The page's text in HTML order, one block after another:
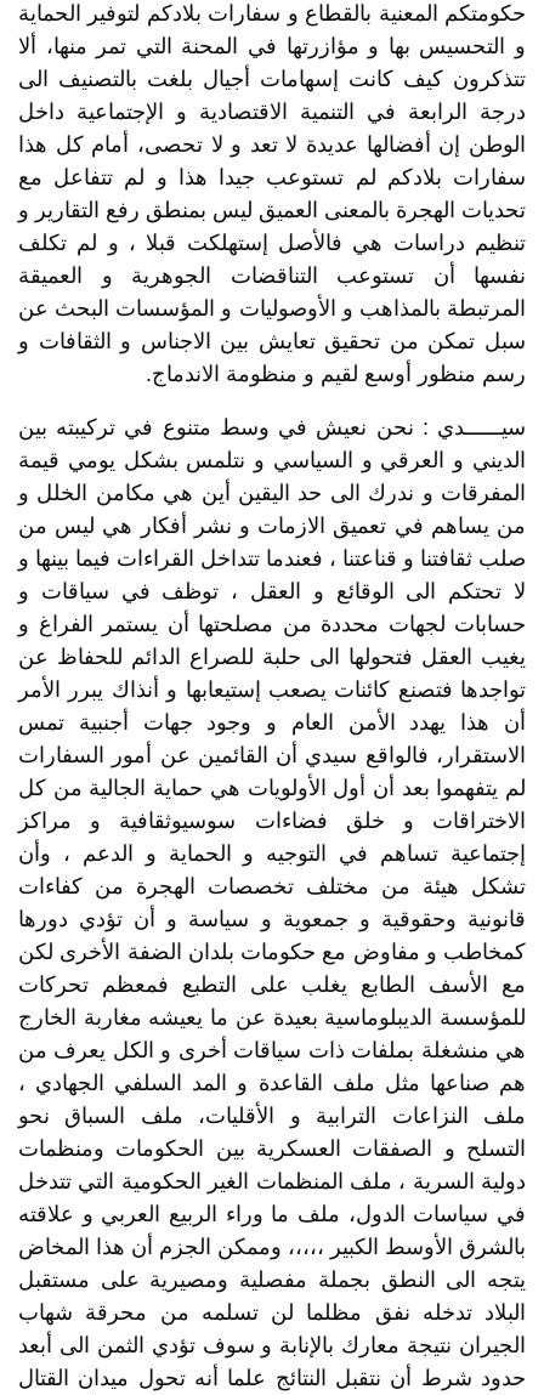
حكومتكم المعنية بالقطاع و سفارات بلادكم لتوفير الحماية
و التحسيس بها و مؤازرتها في المحنة التي تمر منها، ألا
تتذكرون كيف كانت إسهامات أجيال بلغت بالتصنيف الى
درجة الرابعة في التنمية الاقتصادية و الإجتماعية داخل
الوطن إن أفضالها عديدة لا تعد و لا تحصى، أمام كل هذا
سفارات بلادكم لم تستوعب جيدا هذا و لم تتفاعل مع
تحديات الهجرة بالمعنى العميق ليس بمنطق رفع التقارير و
تنظيم دراسات هي فالأصل إستهلكت قبلا ، و لم تكلف
نفسها أن تستوعب التناقضات الجوهرية و العميقة
المرتبطة بالمذاهب و الأوصوليات و المؤسسات البحث عن
سبل تمكن من تحقيق تعايش بين الاجناس و الثقافات و
رسم منظور أوسع لقيم و منظومة الاندماج.
سيــــــدي : نحن نعيش في وسط متنوع في تركيبته بين
الديني و العرقي و السياسي و نتلمس بشكل يومي قيمة
المفرقات و ندرك الى حد اليقين أين هي مكامن الخلل و
من يساهم في تعميق الازمات و نشر أفكار هي ليس من
صلب ثقافتنا و قناعتنا ، فعندما تتداخل القراءات فيما بينها و
لا تحتكم الى الوقائع و العقل ، توظف في سياقات و
حسابات لجهات محددة من مصلحتها أن يستمر الفراغ و
يغيب العقل فتحولها الى حلبة للصراع الدائم للحفاظ عن
تواجدها فتصنع كائنات يصعب إستيعابها و أنذاك يبرر الأمر
أن هذا يهدد الأمن العام و وجود جهات أجنبية تمس
الاستقرار، فالواقع سيدي أن القائمين عن أمور السفارات
لم يتفهموا بعد أن أول الأولويات هي حماية الجالية من كل
الاختراقات و خلق فضاءات سوسيوثقافية و مراكز
إجتماعية تساهم في التوجيه و الحماية و الدعم ، وأن
تشكل هيئة من مختلف تخصصات الهجرة من كفاءات
قانونية وحقوقية و جمعوية و سياسة و أن تؤدي دورها
كمخاطب و مفاوض مع حكومات بلدان الضفة الأخرى لكن
مع الأسف الطابع يغلب على التطبع فمعظم تحركات
للمؤسسة الديبلوماسية بعيدة عن ما يعيشه مغاربة الخارج
هي منشغلة بملفات ذات سياقات أخرى و الكل يعرف من
هم صناعها مثل ملف القاعدة و المد السلفي الجهادي ،
ملف النزاعات الترابية و الأقليات، ملف السباق نحو
التسلح و الصفقات العسكرية بين الحكومات ومنظمات
دولية السرية ، ملف المنظمات الغير الحكومية التي تتدخل
في سياسات الدول، ملف ما وراء الربيع العربي و علاقته
بالشرق الأوسط الكبير ،،،،، وممكن الجزم أن هذا المخاض
يتجه الى النطق بجملة مفصلية ومصيرية على مستقبل
البلاد تدخله نفق مظلما لن تسلمه من محرقة شهاب
الجيران نتيجة معارك بالإنابة و سوف تؤدي الثمن الى أبعد
حدود شرط أن نتقبل النتائج علما أنه تحول ميدان القتال